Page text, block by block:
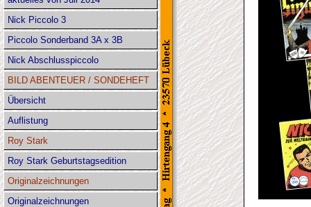
Nick Piccolo 3
Piccolo Sonderband 3A x 3B
Nick Abschlusspiccolo
BILD ABENTEUER / SONDEHEFT
Übersicht
Auflistung
Roy Stark
Roy Stark Geburtstagsedition
Originalzeichnungen
Originalzeichnungen